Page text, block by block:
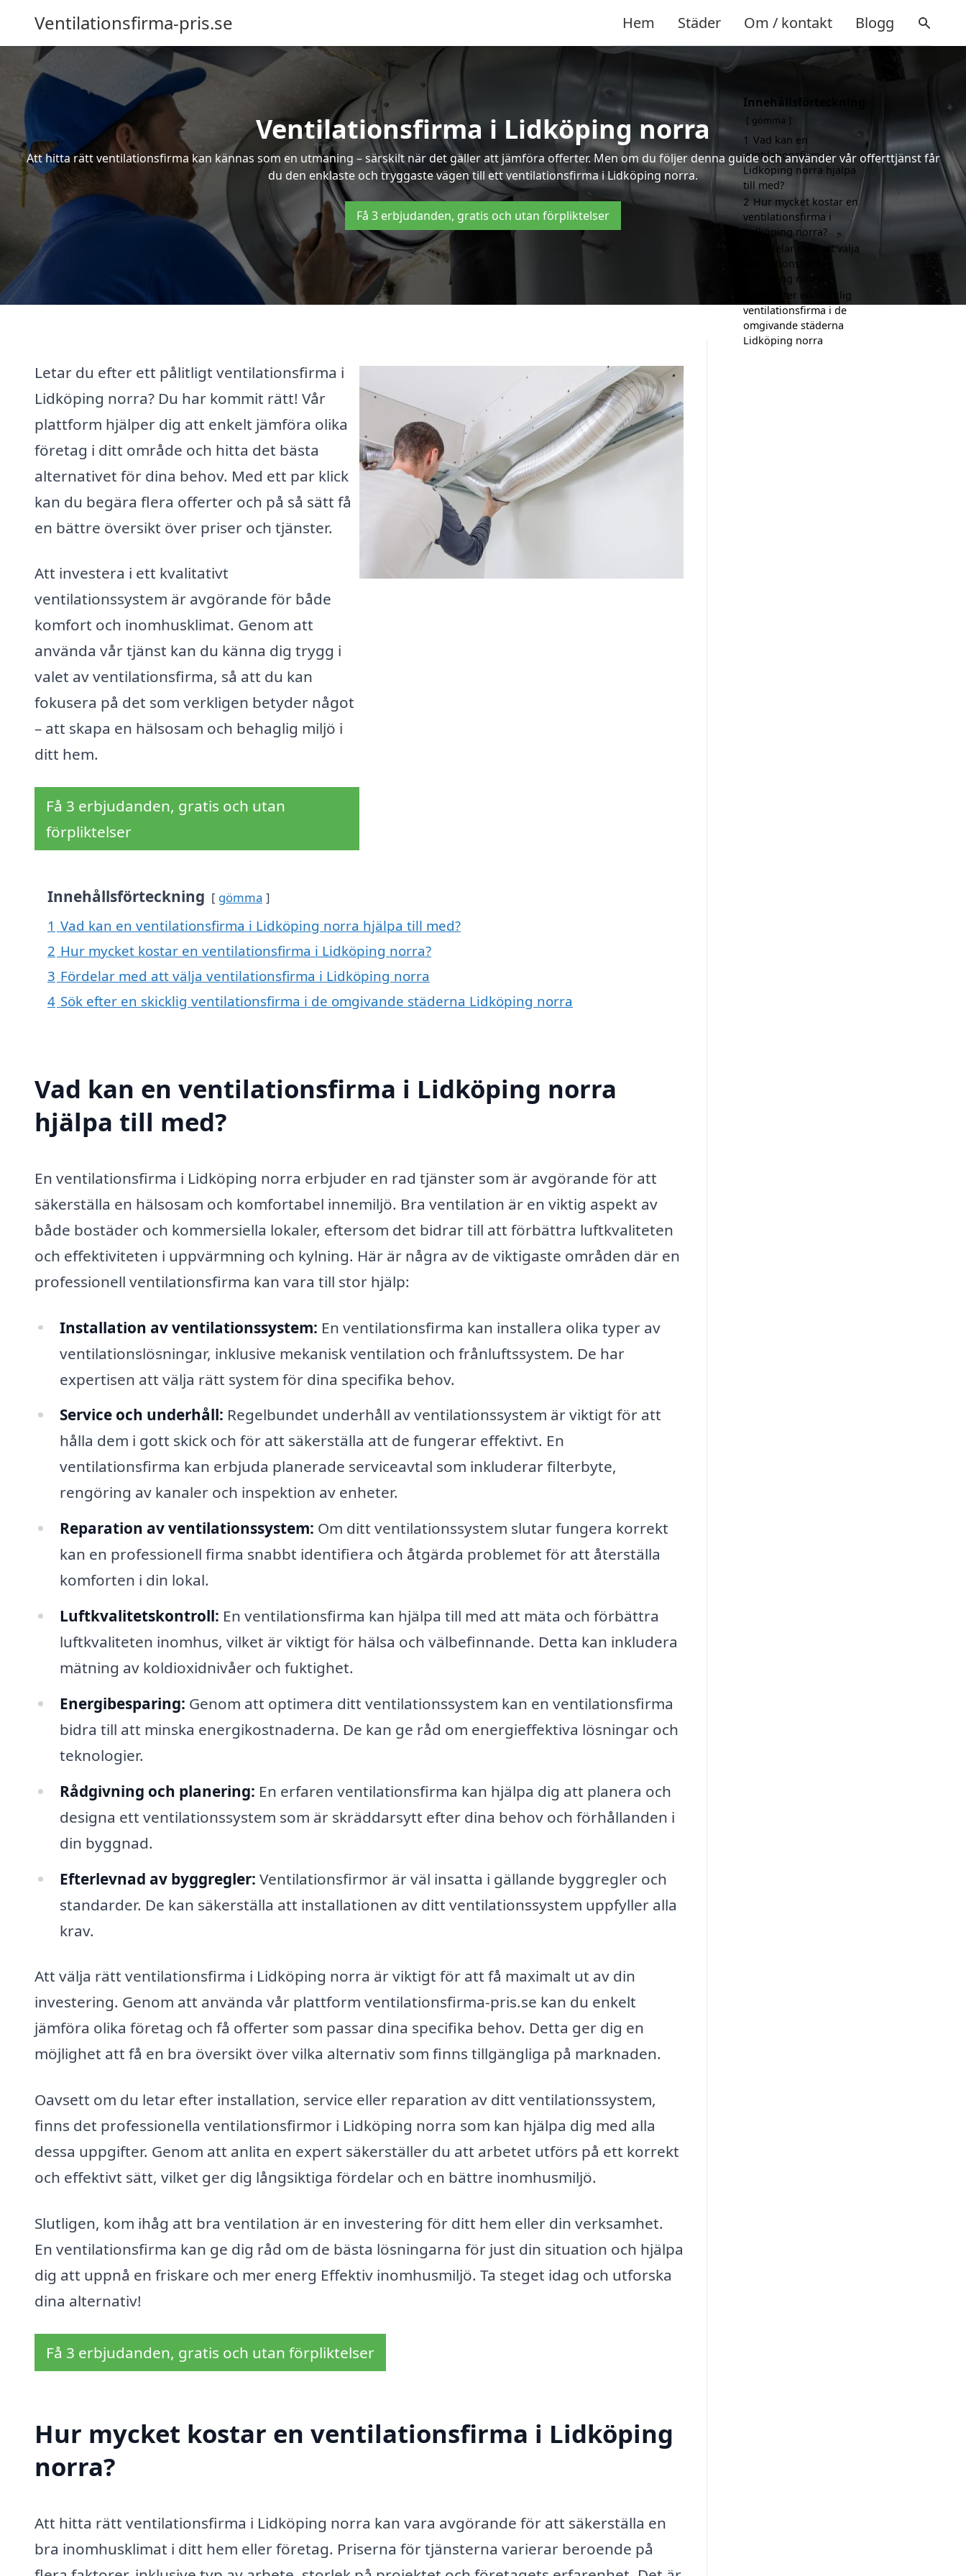
Ventilationsfirma-pris.se Hem Städer Om / kontakt Blogg
Ventilationsfirma i Lidköping norra
Att hitta rätt ventilationsfirma kan kännas som en utmaning – särskilt när det gäller att jämföra offerter. Men om du följer denna guide och använder vår offerttjänst får
du den enklaste och tryggaste vägen till ett ventilationsfirma i Lidköping norra.
Få 3 erbjudanden, gratis och utan förpliktelser
Letar du efter ett pålitligt ventilationsfirma i
Lidköping norra? Du har kommit rätt! Vår
plattform hjälper dig att enkelt jämföra olika
företag i ditt område och hitta det bästa
alternativet för dina behov. Med ett par klick
kan du begära flera offerter och på så sätt få
en bättre översikt över priser och tjänster.
Att investera i ett kvalitativt
ventilationssystem är avgörande för både
komfort och inomhusklimat. Genom att
använda vår tjänst kan du känna dig trygg i
valet av ventilationsfirma, så att du kan
fokusera på det som verkligen betyder något
– att skapa en hälsosam och behaglig miljö i
ditt hem.
Få 3 erbjudanden, gratis och utan
förpliktelser
Innehållsförteckning gömma
1 Vad kan en ventilationsfirma i Lidköping norra hjälpa till med?
2 Hur mycket kostar en ventilationsfirma i Lidköping norra?
3 Fördelar med att välja ventilationsfirma i Lidköping norra
4 Sök efter en skicklig ventilationsfirma i de omgivande städerna Lidköping norra
Vad kan en ventilationsfirma i Lidköping norra
hjälpa till med?
En ventilationsfirma i Lidköping norra erbjuder en rad tjänster som är avgörande för att
säkerställa en hälsosam och komfortabel innemiljö. Bra ventilation är en viktig aspekt av
både bostäder och kommersiella lokaler, eftersom det bidrar till att förbättra luftkvaliteten
och effektiviteten i uppvärmning och kylning. Här är några av de viktigaste områden där en
professionell ventilationsfirma kan vara till stor hjälp:
Installation av ventilationssystem: En ventilationsfirma kan installera olika typer av
ventilationslösningar, inklusive mekanisk ventilation och frånluftssystem. De har
expertisen att välja rätt system för dina specifika behov.
Service och underhåll: Regelbundet underhåll av ventilationssystem är viktigt för att
hålla dem i gott skick och för att säkerställa att de fungerar effektivt. En
ventilationsfirma kan erbjuda planerade serviceavtal som inkluderar filterbyte,
rengöring av kanaler och inspektion av enheter.
Reparation av ventilationssystem: Om ditt ventilationssystem slutar fungera korrekt
kan en professionell firma snabbt identifiera och åtgärda problemet för att återställa
komforten i din lokal.
Luftkvalitetskontroll: En ventilationsfirma kan hjälpa till med att mäta och förbättra
luftkvaliteten inomhus, vilket är viktigt för hälsa och välbefinnande. Detta kan inkludera
mätning av koldioxidnivåer och fuktighet.
Energibesparing: Genom att optimera ditt ventilationssystem kan en ventilationsfirma
bidra till att minska energikostnaderna. De kan ge råd om energieffektiva lösningar och
teknologier.
Rådgivning och planering: En erfaren ventilationsfirma kan hjälpa dig att planera och
designa ett ventilationssystem som är skräddarsytt efter dina behov och förhållanden i
din byggnad.
Efterlevnad av byggregler: Ventilationsfirmor är väl insatta i gällande byggregler och
standarder. De kan säkerställa att installationen av ditt ventilationssystem uppfyller alla
krav.
Att välja rätt ventilationsfirma i Lidköping norra är viktigt för att få maximalt ut av din
investering. Genom att använda vår plattform ventilationsfirma-pris.se kan du enkelt
jämföra olika företag och få offerter som passar dina specifika behov. Detta ger dig en
möjlighet att få en bra översikt över vilka alternativ som finns tillgängliga på marknaden.
Oavsett om du letar efter installation, service eller reparation av ditt ventilationssystem,
finns det professionella ventilationsfirmor i Lidköping norra som kan hjälpa dig med alla
dessa uppgifter. Genom att anlita en expert säkerställer du att arbetet utförs på ett korrekt
och effektivt sätt, vilket ger dig långsiktiga fördelar och en bättre inomhusmiljö.
Slutligen, kom ihåg att bra ventilation är en investering för ditt hem eller din verksamhet.
En ventilationsfirma kan ge dig råd om de bästa lösningarna för just din situation och hjälpa
dig att uppnå en friskare och mer energ Effektiv inomhusmiljö. Ta steget idag och utforska
dina alternativ!
Få 3 erbjudanden, gratis och utan förpliktelser
Hur mycket kostar en ventilationsfirma i Lidköping
norra?
Att hitta rätt ventilationsfirma i Lidköping norra kan vara avgörande för att säkerställa en
bra inomhusklimat i ditt hem eller företag. Priserna för tjänsterna varierar beroende på
Innehållsförteckning
gömma
1 Vad kan en
ventilationsfirma i
Lidköping norra hjälpa
till med?
2 Hur mycket kostar en
ventilationsfirma i
Lidköping norra?
Fördelar med att välja
ventilationsfirma i
Lidköping norra
Sök efter en skicklig
ventilationsfirma i de
omgivande städerna
Lidköping norra